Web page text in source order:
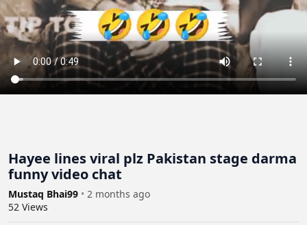
Hayee lines viral plz Pakistan stage darma
funny video chat
Mustaq Bhai99 • 2 months ago
52 Views